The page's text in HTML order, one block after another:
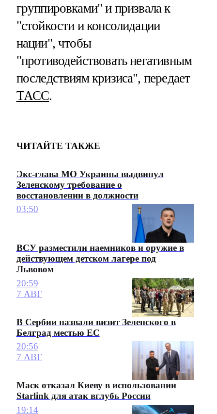
группировками" и призвала к
"стойкости и консолидации
нации", чтобы
"противодействовать негативным
последствиям кризиса", передает
ТАСС.
ЧИТАЙТЕ ТАКЖЕ
Экс-глава МО Украины выдвинул
Зеленскому требование о
восстановлении в должности
03:50
ВСУ разместили наемников и оружие в
действующем детском лагере под
Львовом
20:59
7 АВГ
В Сербии назвали визит Зеленского в
Белград местью ЕС
20:56
7 АВГ
Маск отказал Киеву в использовании
Starlink для атак вглубь России
19:14